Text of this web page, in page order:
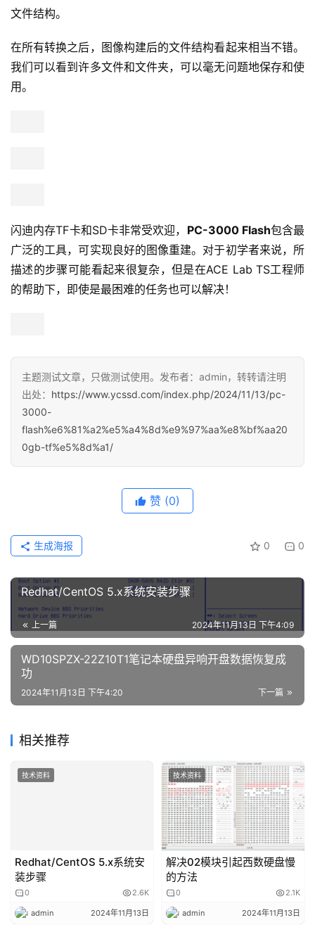
文件结构。
在所有转换之后，图像构建后的文件结构看起来相当不错。
我们可以看到许多文件和文件夹，可以毫无问题地保存和使
用。
闪迪内存TF卡和SD卡非常受欢迎， PC-3000 Flash包含最
广泛的工具，可实现良好的图像重建。对于初学者来说，所
描述的步骤可能看起来很复杂，但是在ACE Lab TS工程师
的帮助下，即使是最困难的任务也可以解决！
主题测试文章，只做测试使用。发布者：admin，转转请注明
出处： https://www.ycssd.com/index.php/2024/11/13/pc-
3000-
flash%e6%81%a2%e5%a4%8d%e9%97%aa%e8%bf%aa20
0gb-tf%e5%8d%a1/
赞 (0)
0 0
生成海报
Redhat/CentOS 5.x系统安装步骤
上一篇 2024年11月13日 下午4:09
WD10SPZX-22Z10T1笔记本硬盘异响开盘数据恢复成
功
下一篇
2024年11月13日 下午4:20
相关推荐
技术资料
Redhat/CentOS 5.x系统安
装步骤
0 2.6K
admin 2024年11月13日
技术资料
解决02模块引起西数硬盘慢
的方法
0 2.1K
admin 2024年11月13日